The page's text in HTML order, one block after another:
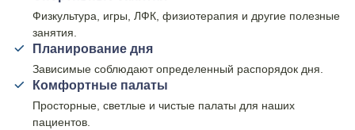
Физкультура, игры, ЛФК, физиотерапия и другие полезные
занятия.
Планирование дня
Зависимые соблюдают определенный распорядок дня.
Комфортные палаты
Просторные, светлые и чистые палаты для наших
пациентов.